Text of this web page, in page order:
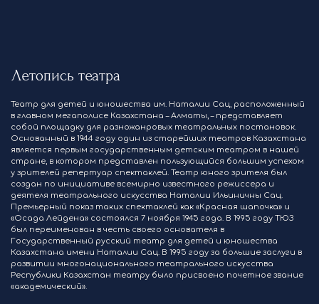
Летопись театра
Театр для детей и юношества им. Наталии Сац, расположенный
в главном мегаполисе Казахстана – Алматы, – представляет
собой площадку для разножанровых театральных постановок.
Основанный в 1944 году один из старейших театров Казахстана
является первым государственным детским театром в нашей
стране, в котором представлен пользующийся большим успехом
у зрителей репертуар спектаклей. Театр юного зрителя был
создан по инициативе всемирно известного режиссера и
деятеля театрального искусства Наталии Ильиничны Сац.
Премьерный показ таких спектаклей как «Красная шапочка» и
«Осада Лейдена» состоялся 7 ноября 1945 года. В 1995 году ТЮЗ
был переименован в честь своего основателя в
Государственный русский театр для детей и юношества
Казахстана имени Наталии Сац. В 1995 году за большие заслуги в
развитии многонационального театрального искусства
Республики Казахстан театру было присвоено почетное звание
«академический».